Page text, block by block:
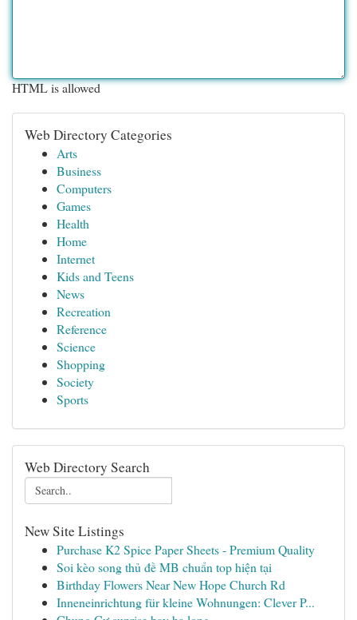
HTML is allowed
Web Directory Categories
Arts
Business
Computers
Games
Health
Home
Internet
Kids and Teens
News
Recreation
Reference
Science
Shopping
Society
Sports
Web Directory Search
New Site Listings
Purchase K2 Spice Paper Sheets - Premium Quality
Soi kèo song thủ đề MB chuẩn top hiện tại
Birthday Flowers Near New Hope Church Rd
Inneneinrichtung für kleine Wohnungen: Clever P...